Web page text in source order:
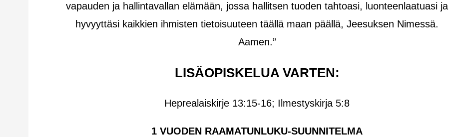
vapauden ja hallintavallan elämään, jossa hallitsen tuoden tahtoasi, luonteenlaatuasi ja
hyvyyttäsi kaikkien ihmisten tietoisuuteen täällä maan päällä, Jeesuksen Nimessä.
Aamen.”
LISÄOPISKELUA VARTEN:
Heprealaiskirje 13:15-16; Ilmestyskirja 5:8
1 VUODEN RAAMATUNLUKU-SUUNNITELMA